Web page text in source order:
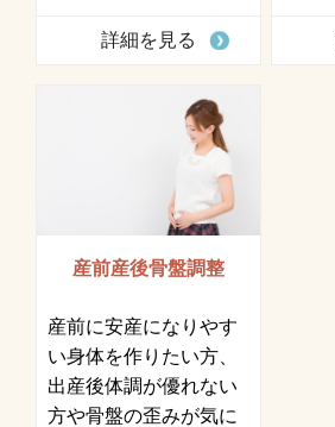
詳細を見る
産前産後骨盤調整
産前に安産になりやす
い身体を作りたい方、
出産後体調が優れない
方や骨盤の歪みが気に